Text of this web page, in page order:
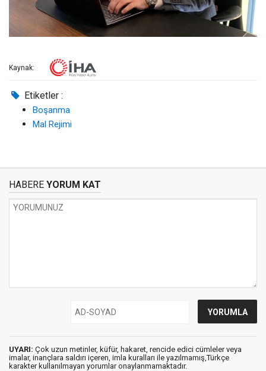
Kaynak:
Etiketler :
Boşanma
Mal Rejimi
HABERE YORUM KAT
UYARI: Çok uzun metinler, küfür, hakaret, rencide edici cümleler veya
imalar, inançlara saldırı içeren, imla kuralları ile yazılmamış,Türkçe
karakter kullanılmayan yorumlar onaylanmamaktadır.